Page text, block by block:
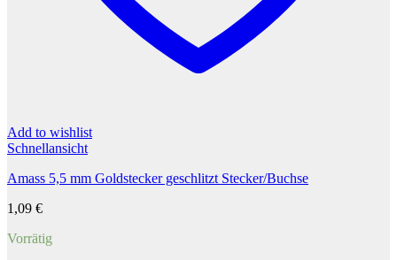
Add to wishlist
Schnellansicht
Amass 5,5 mm Goldstecker geschlitzt Stecker/Buchse
1,09 €
Vorrätig